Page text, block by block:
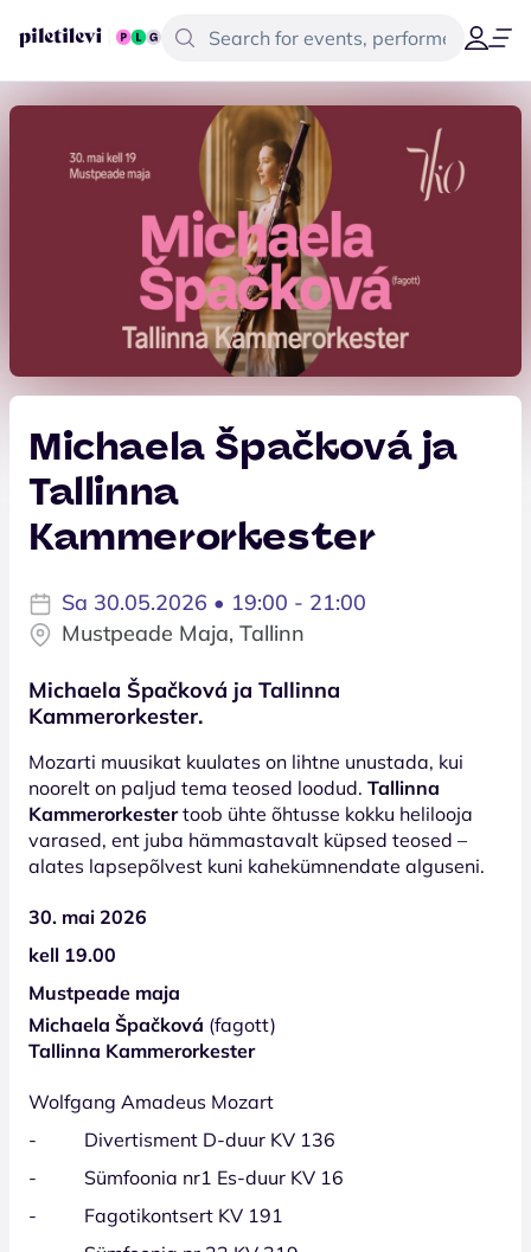
Michaela Špačková ja
Tallinna
Kammerorkester
Sa 30.05.2026 • 19:00 - 21:00
Mustpeade Maja, Tallinn
Michaela Špačková ja Tallinna
Kammerorkester.
Mozarti muusikat kuulates on lihtne unustada, kui
noorelt on paljud tema teosed loodud. Tallinna
Kammerorkestertoob ühte õhtusse kokku helilooja
varased, ent juba hämmastavalt küpsed teosed –
alates lapsepõlvest kuni kahekümnendate alguseni.
30. mai 2026
kell 19.00
Mustpeade maja
Michaela Špačková (fagott)
Tallinna Kammerorkester
Wolfgang Amadeus Mozart
- Divertisment D-duur KV 136
- Sümfoonia nr1 Es-duur KV 16
- Fagotikontsert KV 191